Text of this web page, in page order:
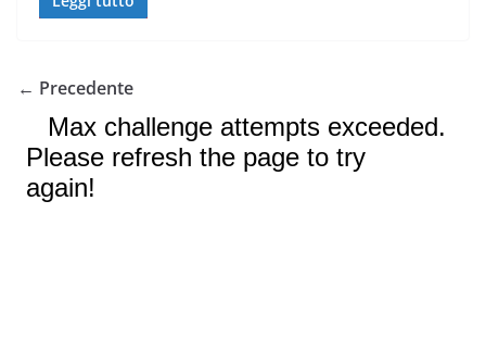
← Precedente